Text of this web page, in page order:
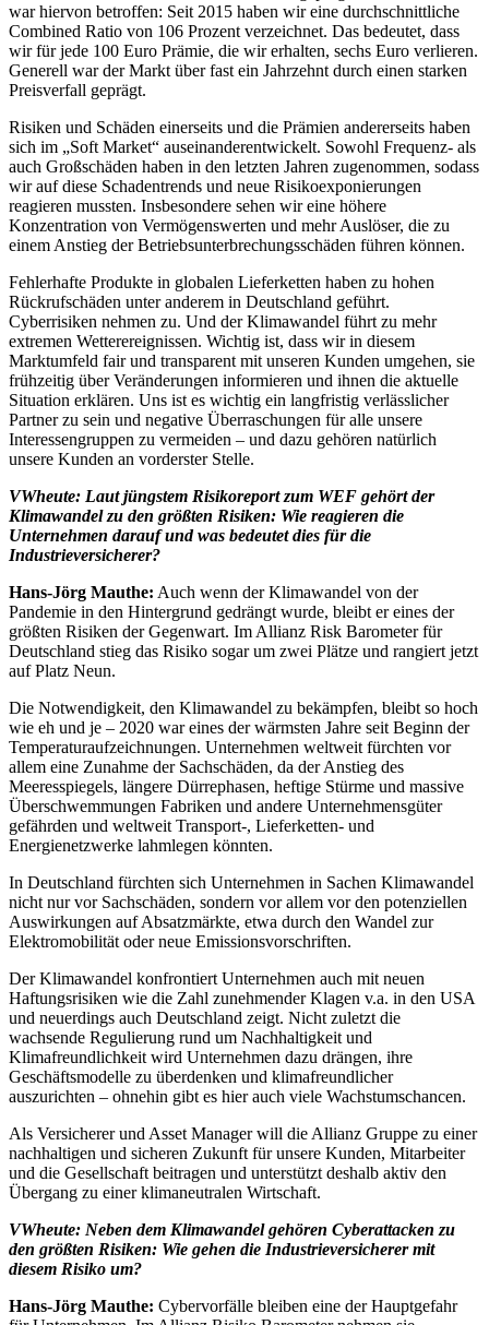
war hiervon betroffen: Seit 2015 haben wir eine durchschnittliche
Combined Ratio von 106 Prozent verzeichnet. Das bedeutet, dass
wir für jede 100 Euro Prämie, die wir erhalten, sechs Euro verlieren.
Generell war der Markt über fast ein Jahrzehnt durch einen starken
Preisverfall geprägt.
Risiken und Schäden einerseits und die Prämien andererseits haben
sich im „Soft Market“ auseinanderentwickelt. Sowohl Frequenz- als
auch Großschäden haben in den letzten Jahren zugenommen, sodass
wir auf diese Schadentrends und neue Risikoexponierungen
reagieren mussten. Insbesondere sehen wir eine höhere
Konzentration von Vermögenswerten und mehr Auslöser, die zu
einem Anstieg der Betriebsunterbrechungsschäden führen können.
Fehlerhafte Produkte in globalen Lieferketten haben zu hohen
Rückrufschäden unter anderem in Deutschland geführt.
Cyberrisiken nehmen zu. Und der Klimawandel führt zu mehr
extremen Wetterereignissen. Wichtig ist, dass wir in diesem
Marktumfeld fair und transparent mit unseren Kunden umgehen, sie
frühzeitig über Veränderungen informieren und ihnen die aktuelle
Situation erklären. Uns ist es wichtig ein langfristig verlässlicher
Partner zu sein und negative Überraschungen für alle unsere
Interessengruppen zu vermeiden – und dazu gehören natürlich
unsere Kunden an vorderster Stelle.
VWheute: Laut jüngstem Risikoreport zum WEF gehört der
Klimawandel zu den größten Risiken: Wie reagieren die
Unternehmen darauf und was bedeutet dies für die
Industrieversicherer?
Hans-Jörg Mauthe: Auch wenn der Klimawandel von der
Pandemie in den Hintergrund gedrängt wurde, bleibt er eines der
größten Risiken der Gegenwart. Im Allianz Risk Barometer für
Deutschland stieg das Risiko sogar um zwei Plätze und rangiert jetzt
auf Platz Neun.
Die Notwendigkeit, den Klimawandel zu bekämpfen, bleibt so hoch
wie eh und je – 2020 war eines der wärmsten Jahre seit Beginn der
Temperaturaufzeichnungen. Unternehmen weltweit fürchten vor
allem eine Zunahme der Sachschäden, da der Anstieg des
Meeresspiegels, längere Dürrephasen, heftige Stürme und massive
Überschwemmungen Fabriken und andere Unternehmensgüter
gefährden und weltweit Transport-, Lieferketten- und
Energienetzwerke lahmlegen könnten.
In Deutschland fürchten sich Unternehmen in Sachen Klimawandel
nicht nur vor Sachschäden, sondern vor allem vor den potenziellen
Auswirkungen auf Absatzmärkte, etwa durch den Wandel zur
Elektromobilität oder neue Emissionsvorschriften.
Der Klimawandel konfrontiert Unternehmen auch mit neuen
Haftungsrisiken wie die Zahl zunehmender Klagen v.a. in den USA
und neuerdings auch Deutschland zeigt. Nicht zuletzt die
wachsende Regulierung rund um Nachhaltigkeit und
Klimafreundlichkeit wird Unternehmen dazu drängen, ihre
Geschäftsmodelle zu überdenken und klimafreundlicher
auszurichten – ohnehin gibt es hier auch viele Wachstumschancen.
Als Versicherer und Asset Manager will die Allianz Gruppe zu einer
nachhaltigen und sicheren Zukunft für unsere Kunden, Mitarbeiter
und die Gesellschaft beitragen und unterstützt deshalb aktiv den
Übergang zu einer klimaneutralen Wirtschaft.
VWheute: Neben dem Klimawandel gehören Cyberattacken zu
den größten Risiken: Wie gehen die Industrieversicherer mit
diesem Risiko um?
Hans-Jörg Mauthe: Cybervorfälle bleiben eine der Hauptgefahr